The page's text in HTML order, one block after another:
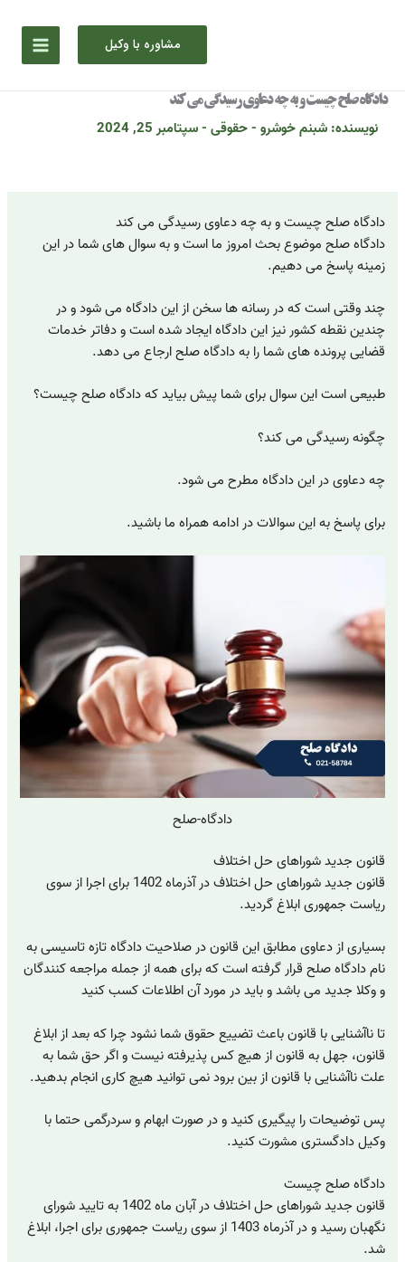
مشاوره با وکیل
دادگاه صلح چیست و به چه دعاوی رسیدگی می کند
نویسنده: شبنم خوشرو -حقوقی -سپتامبر 25, 2024
دادگاه صلح چیست و به چه دعاوی رسیدگی می کند
دادگاه صلح موضوع بحث امروز ما است و به سوال های شما در این
زمینه پاسخ می دهیم.
چند وقتی است که در رسانه ها سخن از این دادگاه می شود و در
چندین نقطه کشور نیز این دادگاه ایجاد شده است و دفاتر خدمات
قضایی پرونده های شما را به دادگاه صلح ارجاع می دهد.
طبیعی است این سوال برای شما پیش بیاید که دادگاه صلح چیست؟
چگونه رسیدگی می کند؟
چه دعاوی در این دادگاه مطرح می شود.
برای پاسخ به این سوالات در ادامه همراه ما باشید.
دادگاه-صلح
قانون جدید شوراهای حل اختلاف
قانون جدید شوراهای حل اختلاف در آذرماه 1402 برای اجرا از سوی
ریاست جمهوری ابلاغ گردید.
بسیاری از دعاوی مطابق این قانون در صلاحیت دادگاه تازه تاسیسی به
نام دادگاه صلح قرار گرفته است که برای همه از جمله مراجعه کنندگان
و وکلا جدید می باشد و باید در مورد آن اطلاعات کسب کنید
تا ناآشنایی با قانون باعث تضییع حقوق شما نشود چرا که بعد از ابلاغ
قانون، جهل به قانون از هیچ کس پذیرفته نیست و اگر حق شما به
علت ناآشنایی با قانون از بین برود نمی توانید هیچ کاری انجام بدهید.
پس توضیحات را پیگیری کنید و در صورت ابهام و سردرگمی حتما با
وکیل دادگستری مشورت کنید.
دادگاه صلح چیست
قانون جدید شوراهای حل اختلاف در آبان ماه 1402 به تایید شورای
نگهبان رسید و در آذرماه 1403 از سوی ریاست جمهوری برای اجرا، ابلاغ
شد.